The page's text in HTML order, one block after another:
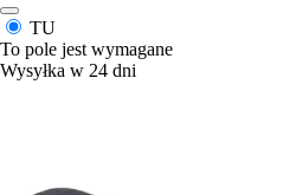
TU
To pole jest wymagane
Wysyłka w 24 dni